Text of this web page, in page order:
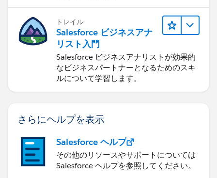
トレイル
Salesforce ビジネスアナ
リスト入門
Salesforce ビジネスアナリストが効果的
なビジネスパートナーとなるためのスキ
ルについて学習します。
さらにヘルプを表示
Salesforce ヘルプ
その他のリソースやサポートについては
Salesforce ヘルプを参照してください。